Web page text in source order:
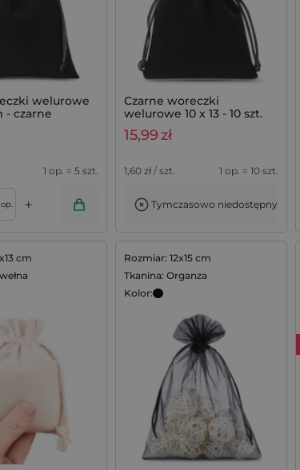
welurowe
- czarne
1 op. = 5 szt.
op. +
Czarne woreczki
welurowe 10 x 13 - 10 szt.
eleganckie opakowania
na biżuterię i upominki
15,99zł
1,60 zł / szt. 1 op. = 10 szt.
Tymczasowo niedostępny
Dodaj do koszyka Dodaj do koszyka
cm
Rozmiar: 12x15 cm
Tkanina: Organza
Kolor: